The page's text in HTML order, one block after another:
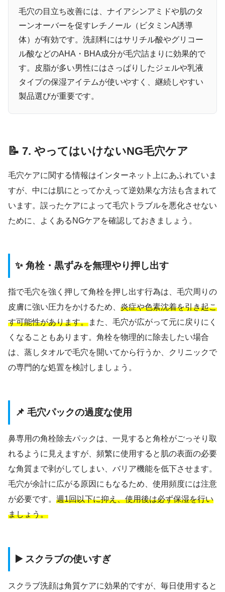
毛穴の目立ち改善には、ナイアシンアミドや肌のタ
ーンオーバーを促すレチノール（ビタミンA誘導
体）が有効です。洗顔料にはサリチル酸やグリコー
ル酸などのAHA・BHA成分が毛穴詰まりに効果的で
す。皮脂が多い男性にはさっぱりしたジェルや乳液
タイプの保湿アイテムが使いやすく、継続しやすい
製品選びが重要です。
📝 7. やってはいけないNG毛穴ケア
毛穴ケアに関する情報はインターネット上にあふれていま
すが、中には肌にとってかえって逆効果な方法も含まれて
います。誤ったケアによって毛穴トラブルを悪化させない
ために、よくあるNGケアを確認しておきましょう。
✨ 角栓・黒ずみを無理やり押し出す
指で毛穴を強く押して角栓を押し出す行為は、毛穴周りの
皮膚に強い圧力をかけるため、 炎症や色素沈着を引き起こ
す可能性があります。また、毛穴が広がって元に戻りにく
くなることもあります。角栓を物理的に除去したい場合
は、蒸しタオルで毛穴を開いてから行うか、クリニックで
の専門的な処置を検討しましょう。
📌 毛穴パックの過度な使用
鼻専用の角栓除去パックは、一見すると角栓がごっそり取
れるように見えますが、頻繁に使用すると肌の表面の必要
な角質まで剥がしてしまい、バリア機能を低下させます。
毛穴が余計に広がる原因にもなるため、使用頻度には注意
が必要です。 週1回以下に抑え、使用後は必ず保湿を行い
ましょう。
▶️ スクラブの使いすぎ
スクラブ洗顔は角質ケアに効果的ですが、毎日使用すると